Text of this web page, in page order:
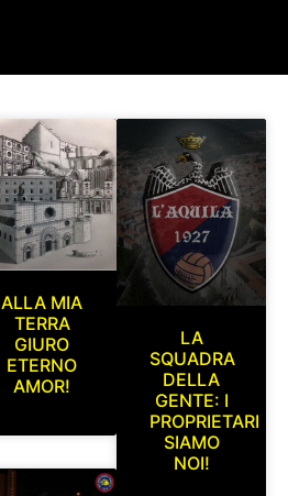
ALLA MIA
TERRA
GIURO
ETERNO
AMOR!
LA
SQUADRA
DELLA
GENTE: I
PROPRIETARI
SIAMO
NOI!